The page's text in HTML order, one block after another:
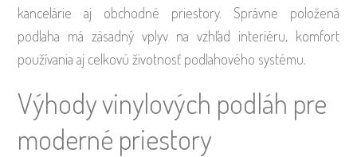
kancelárie aj obchodné priestory. Správne položená
podlaha má zásadný vplyv na vzhľad interiéru, komfort
používania aj celkovú životnosť podlahového systému.
Výhody vinylových podláh pre
moderné priestory